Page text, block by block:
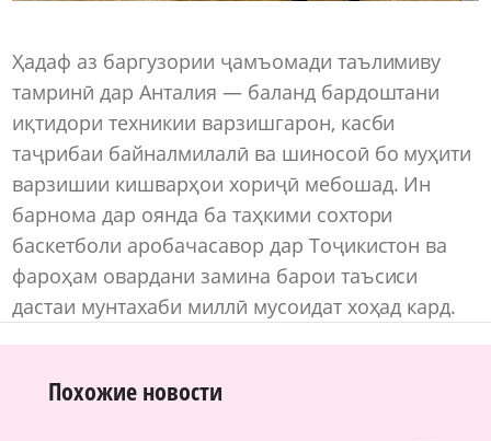
Ҳадаф аз баргузории ҷамъомади таълимиву
тамринӣ дар Анталия — баланд бардоштани
иқтидори техникии варзишгарон, касби
таҷрибаи байналмилалӣ ва шиносоӣ бо муҳити
варзишии кишварҳои хориҷӣ мебошад. Ин
барнома дар оянда ба таҳкими сохтори
баскетболи аробачасавор дар Тоҷикистон ва
фароҳам овардани замина барои таъсиси
дастаи мунтахаби миллӣ мусоидат хоҳад кард.
Похожие новости